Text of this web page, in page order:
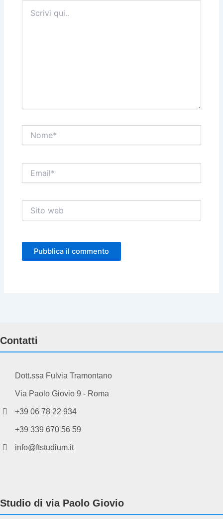
qui..
web
Contatti
Dott.ssa Fulvia Tramontano
Via Paolo Giovio 9 - Roma
+39 06 78 22 934
+39 339 670 56 59
info@ftstudium.it
Studio di via Paolo Giovio